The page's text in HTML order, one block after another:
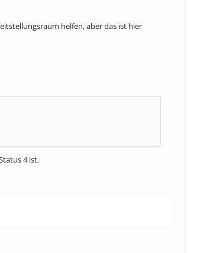
helfen, aber das ist hier
4 ist.